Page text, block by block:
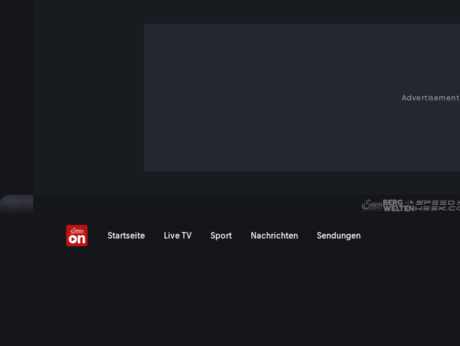
Advertisement
Startseite Live TV Sport Nachrichten Sendungen
Formel 2: Grand Prix von Spanien - ServusTV On